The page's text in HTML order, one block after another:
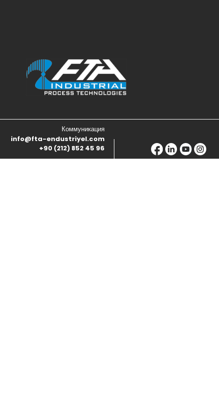
Коммуникация
info@fta-endustriyel.com
+90 (212) 852 45 96